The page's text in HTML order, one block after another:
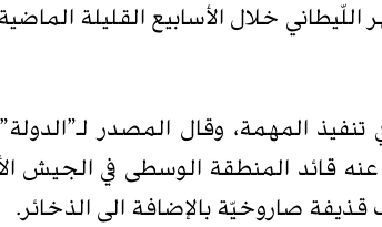
خلال الأسابيع القليلة
المهمة، وقال المصدر
قائد المنطقة الوسطى في الجيش